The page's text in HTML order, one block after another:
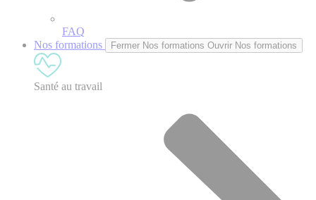
FAQ
Nos formations
Fermer Nos formations Ouvrir Nos formations
Santé au travail